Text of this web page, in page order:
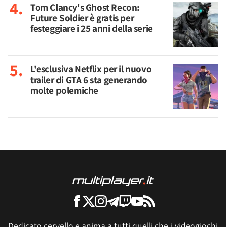
Tom Clancy's Ghost Recon:
Future Soldier è gratis per
festeggiare i 25 anni della serie
L'esclusiva Netflix per il nuovo
trailer di GTA 6 sta generando
molte polemiche